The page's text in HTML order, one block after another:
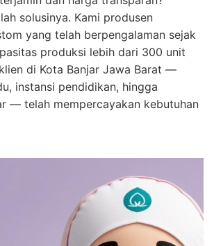
solusinya. Kami produsen
yang telah berpengalaman sejak
produksi lebih dari 300 unit
di Kota Banjar Jawa Barat —
instansi pendidikan, hingga
— telah mempercayakan kebutuhan